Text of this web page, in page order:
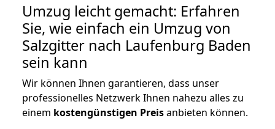
Umzug leicht gemacht: Erfahren
Sie, wie einfach ein Umzug von
Salzgitter nach Laufenburg Baden
sein kann
Wir können Ihnen garantieren, dass unser
professionelles Netzwerk Ihnen nahezu alles zu
einem kostengünstigen Preisanbieten können.